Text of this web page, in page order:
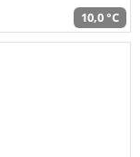
10,0 °C